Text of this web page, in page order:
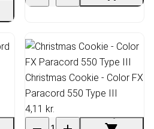
Christmas Cookie - Color FX
Paracord 550 Type III
4,11 kr.